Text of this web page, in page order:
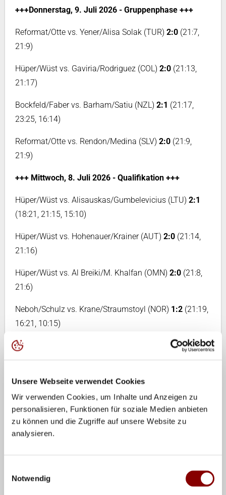
Unsere Webseite verwendet Cookies
Wir verwenden Cookies, um Inhalte und Anzeigen zu
personalisieren, Funktionen für soziale Medien anbieten
zu können und die Zugriffe auf unsere Website zu
analysieren.
Notwendig
+++Donnerstag, 9. Juli 2026 - Gruppenphase +++
Reformat/Otte vs. Yener/Alisa Solak (TUR) 2:0 (21:7,
21:9)
Hüper/Wüst vs. Gaviria/Rodriguez (COL) 2:0 (21:13,
21:17)
Bockfeld/Faber vs. Barham/Satiu (NZL) 2:1 (21:17,
23:25, 16:14)
Reformat/Otte vs. Rendon/Medina (SLV) 2:0 (21:9,
21:9)
+++ Mittwoch, 8. Juli 2026 - Qualifikation +++
Hüper/Wüst vs. Alisauskas/Gumbelevicius (LTU) 2:1
(18:21, 21:15, 15:10)
Hüper/Wüst vs. Hohenauer/Krainer (AUT) 2:0 (21:14,
21:16)
Hüper/Wüst vs. Al Breiki/M. Khalfan (OMN) 2:0 (21:8,
21:6)
Neboh/Schulz vs. Krane/Straumstoyl (NOR) 1:2 (21:19,
16:21, 10:15)
Mehr als 130 Teams aus 61 Nationen sind im
direkt ins Achtelfinale ein, die Zweit- und
Drittplatzierten kämpfen zuvor in einer Zwischenrunde
um den Einzug in die K.o.-Phase.
Hauptfeld starten. Reformat sammelte bereits